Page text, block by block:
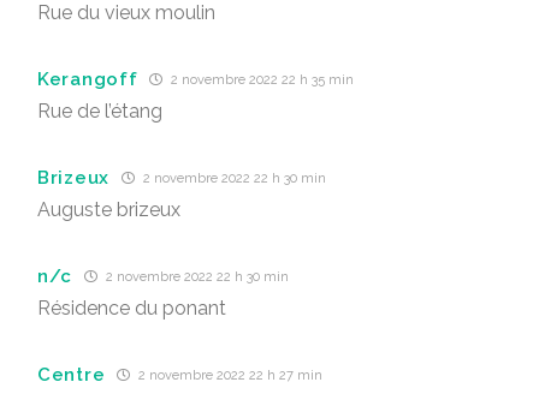
Rue du vieux moulin
Kerangoff 2 novembre 2022 22 h 35 min
Rue de l’étang
Brizeux 2 novembre 2022 22 h 30 min
Auguste brizeux
n/c 2 novembre 2022 22 h 30 min
Résidence du ponant
Centre 2 novembre 2022 22 h 27 min